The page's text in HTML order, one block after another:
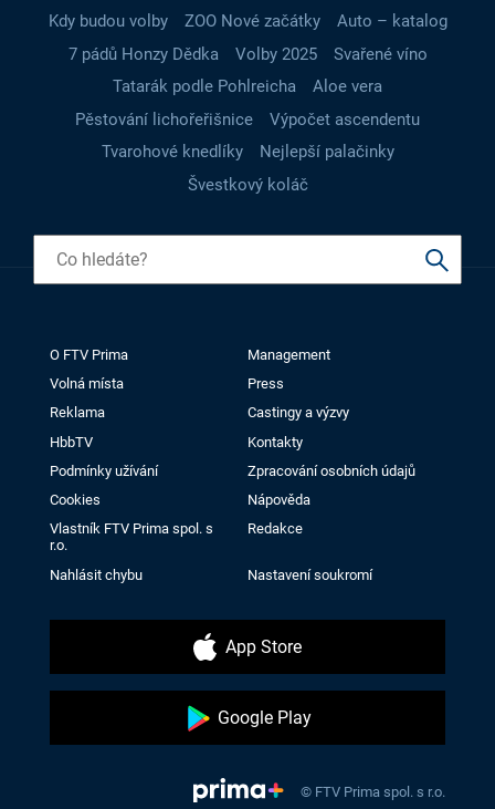
Kdy budou volby
ZOO Nové začátky
Auto – katalog
7 pádů Honzy Dědka
Volby 2025
Svařené víno
Tatarák podle Pohlreicha
Aloe vera
Pěstování lichořeřišnice
Výpočet ascendentu
Tvarohové knedlíky
Nejlepší palačinky
Švestkový koláč
O FTV Prima
Management
Volná místa
Press
Reklama
Castingy a výzvy
HbbTV
Kontakty
Podmínky užívání
Zpracování osobních údajů
Cookies
Nápověda
Vlastník FTV Prima spol. s
r.o.
Redakce
Nahlásit chybu Nastavení soukromí
App Store
Google Play
© FTV Prima spol. s r.o.